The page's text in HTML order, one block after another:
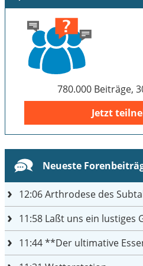
780.000 Beiträge,
Jetzt
Neueste
12:06Arthrodese des
11:58 Laßt uns ein lustiges
11:44**Der ultimative